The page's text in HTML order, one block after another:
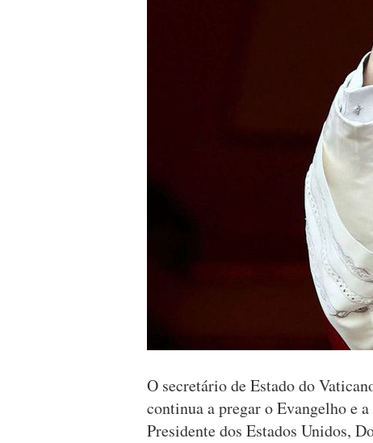
O secretário de Estado do
continua a pregar o Evangelho e
Presidente dos Estados Unidos,